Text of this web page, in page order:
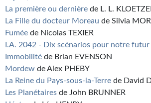
La première ou dernière de L. L.
La Fille du docteur Moreau de Silvia
Fumée de Nicolas TEXIER
I.A. 2042 - Dix scénarios pour notre futur
Immobilité de Brian EVENSON
Mordew de Alex PHEBY
La Reine du Pays-sous-la-Terre de David
Les Planétaires de John BRUNNER